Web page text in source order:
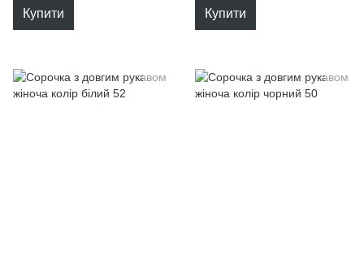
Купити Купити